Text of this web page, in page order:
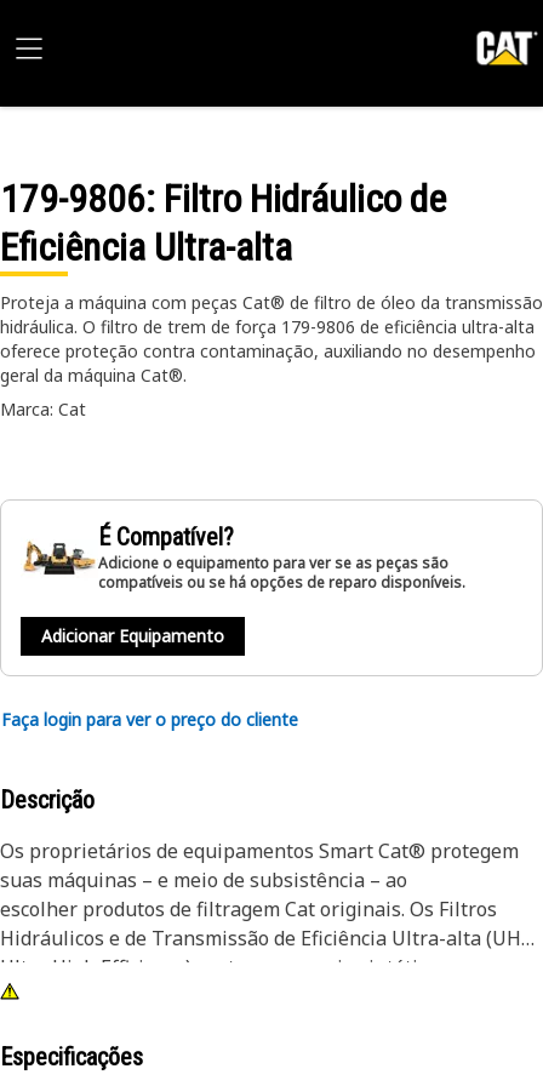
179-9806: Filtro Hidráulico de
Eficiência Ultra-alta
Proteja a máquina com peças Cat® de filtro de óleo da transmissão
hidráulica. O filtro de trem de força 179-9806 de eficiência ultra-alta
oferece proteção contra contaminação, auxiliando no desempenho
geral da máquina Cat®.
Marca: Cat
É Compatível?
Adicione o equipamento para ver se as peças são
compatíveis ou se há opções de reparo disponíveis.
Adicionar Equipamento
Faça login para ver o preço do cliente
Descrição
Os proprietários de equipamentos Smart Cat® protegem
suas máquinas – e meio de subsistência – ao
escolher produtos de filtragem Cat originais. Os Filtros
Hidráulicos e de Transmissão de Eficiência Ultra-alta (UHE,
Ultra High Efficiency) contam com meio sintético que
remove uma proporção mais elevada de partículas finas
severas.
Especificações